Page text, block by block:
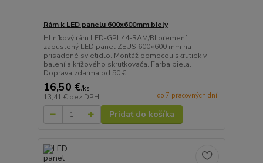
Rám k LED panelu 600x600mm biely
Hliníkový rám LED-GPL44-RAM/BI premení
zapustený LED panel ZEUS 600×600 mm na
prisadené svietidlo. Montáž pomocou skrutiek v
balení a krížového skrutkovača. Farba biela.
Doprava zdarma od 50 €.
16,50 €/ks
13,41 € bez DPH do 7 pracovných dní
Pridať do košíka